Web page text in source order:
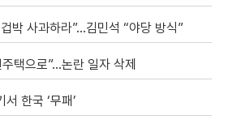
박 사과하라”…김민석 “야당 방식”
택으로”…논란 일자 삭제
한국 ‘무패’